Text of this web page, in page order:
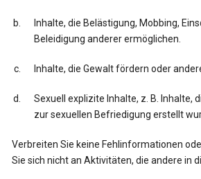
Inhalte, die Belästigung, Mobbing,
Beleidigung anderer ermöglichen.
Inhalte, die Gewalt fördern oder
Sexuell explizite Inhalte, z. B. Inhalte,
zur sexuellen Befriedigung erstellt
Verbreiten Sie keine Fehlinformationen
Sie sich nicht an Aktivitäten, die andere in